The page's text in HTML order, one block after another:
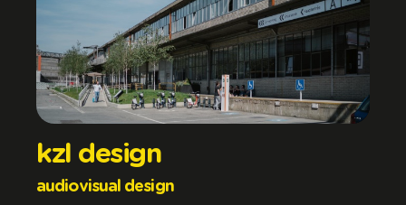
kzl design
audiovisual design